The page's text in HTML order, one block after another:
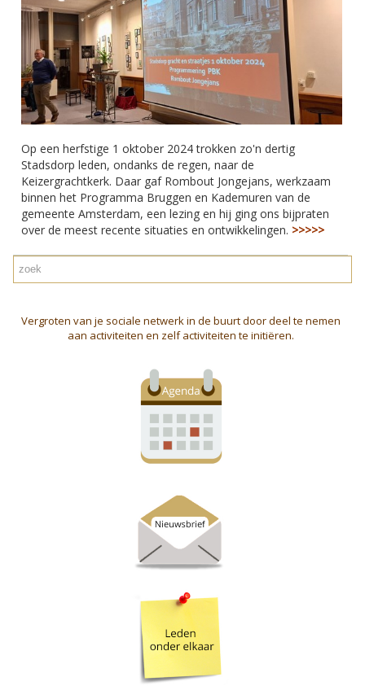
Op een herfstige 1 oktober 2024 trokken zo'n dertig
Stadsdorp leden, ondanks de regen, naar de
Keizergrachtkerk. Daar gaf Rombout Jongejans, werkzaam
binnen het Programma Bruggen en Kademuren van de
gemeente Amsterdam, een lezing en hij ging ons bijpraten
over de meest recente situaties en ontwikkelingen. >>>>>
Vergroten van je sociale netwerk in de buurt door deel te nemen
aan activiteiten en zelf activiteiten te initiëren.